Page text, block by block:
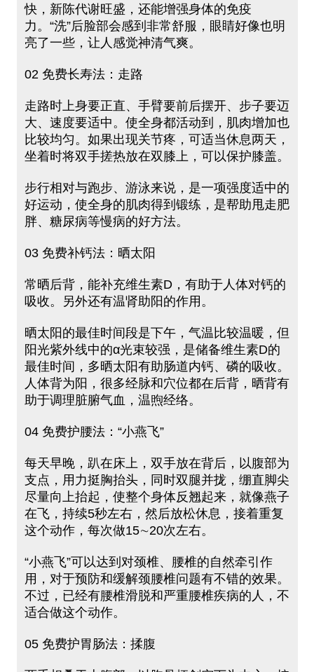
快，新陈代谢旺盛，还能增强身体的免疫
力。“洗”后脸部会感到非常舒服，眼睛好像也明
亮了一些，让人感觉神清气爽。
02 免费长寿法：走路
走路时上身要正直、手臂要前后摆开、步子要迈
大、速度要适中。使全身都活动到，肌肉增加也
比较均匀。如果出现关节疼，可适当休息两天，
坐着时将双手搓热放在双膝上，可以保护膝盖。
步行相对与跑步、游泳来说，是一项强度适中的
好运动，使全身的肌肉得到锻练，是帮助甩走肥
胖、糖尿病等慢病的好方法。
03 免费补钙法：晒太阳
常晒后背，能补充维生素D，有助于人体对钙的
吸收。另外还有温肾助阳的作用。
晒太阳的最佳时间段是下午，气温比较温暖，但
阳光紫外线中的α光束较强，是储备维生素D的
最佳时间，多晒太阳有助肠道内钙、磷的吸收。
人体背为阳，很多经脉和穴位都在后背，晒背有
助于调理脏腑气血，温煦经络。
04 免费护腰法：“小燕飞”
每天早晚，趴在床上，双手放在背后，以腹部为
支点，用力挺胸抬头，同时双腿并拢，绷直脚尖
尽量向上抬起，使整个身体反翘起来，就像燕子
在飞，持续5秒左右，然后放松休息，接着重复
这个动作，每次做15∼20次左右。
“小燕飞”可以达到对颈椎、腰椎的自然牵引作
用，对于预防和缓解颈腰椎问题有不错的效果。
不过，已经有腰椎滑脱和严重腰椎疾病的人，不
适合做这个动作。
05 免费护胃肠法：揉腹